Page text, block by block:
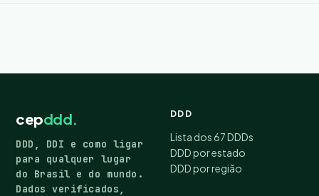
cepddd.
DDD, DDI e como ligar
para qualquer lugar
do Brasil e do mundo.
Dados verificados,
DDD
Lista dos 67 DDDs
DDD por estado
DDD por região